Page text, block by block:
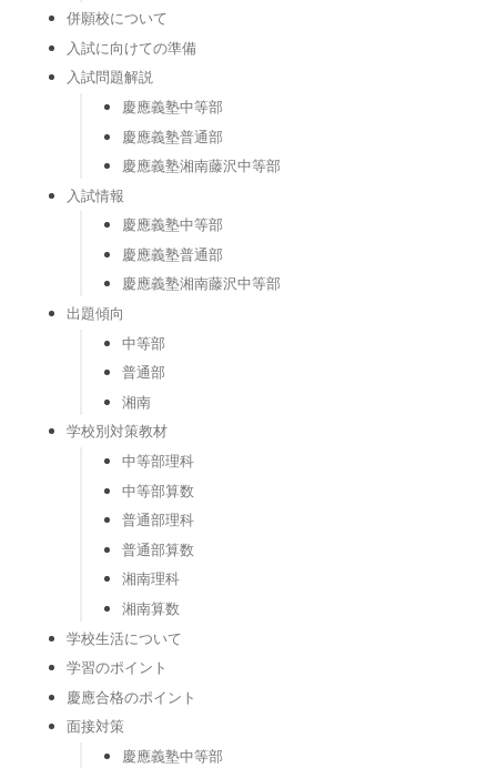
併願校について
入試に向けての準備
入試問題解説
慶應義塾中等部
慶應義塾普通部
慶應義塾湘南藤沢中等部
入試情報
慶應義塾中等部
慶應義塾普通部
慶應義塾湘南藤沢中等部
出題傾向
中等部
普通部
湘南
学校別対策教材
中等部理科
中等部算数
普通部理科
普通部算数
湘南理科
湘南算数
学校生活について
学習のポイント
慶應合格のポイント
面接対策
慶應義塾中等部